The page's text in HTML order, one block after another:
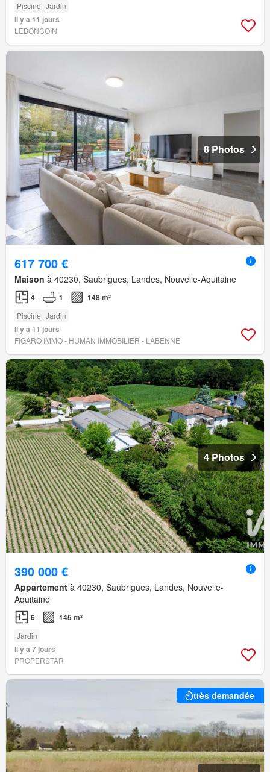
Piscine Jardin
Il y a 11 jours
LEBONCOIN
8 Photos
617 700 €
Maison à 40230, Saubrigues, Landes, Nouvelle-Aquitaine
4 1 148 m²
Piscine Jardin
Il y a 11 jours
FIGARO IMMO - HUMAN IMMOBILIER - LABENNE
4 Photos
390 000 €
Appartement à 40230, Saubrigues, Landes, Nouvelle-
Aquitaine
6 145 m²
Jardin
Il y a 7 jours
PROPERSTAR
très demandée